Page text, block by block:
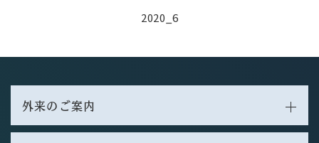
2020_6
外来のご案内